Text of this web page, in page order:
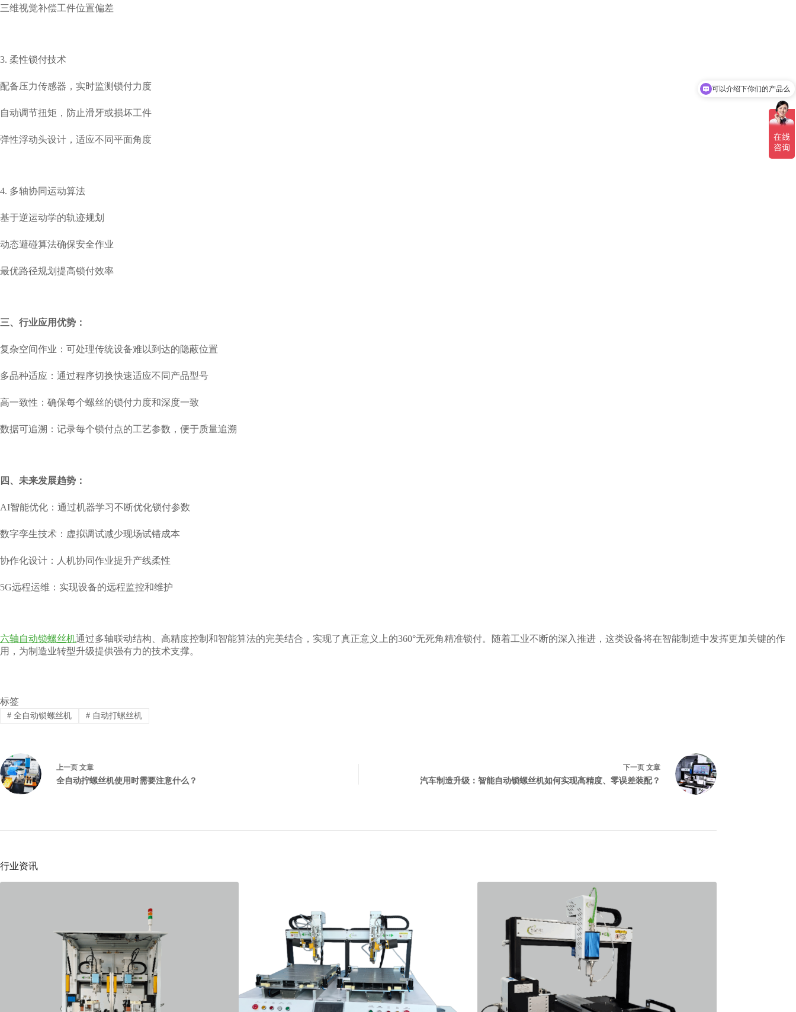
三维视觉补偿工件位置偏差
3. 柔性锁付技术
配备压力传感器，实时监测锁付力度
自动调节扭矩，防止滑牙或损坏工件
弹性浮动头设计，适应不同平面角度
4. 多轴协同运动算法
基于逆运动学的轨迹规划
动态避碰算法确保安全作业
最优路径规划提高锁付效率
三、行业应用优势：
复杂空间作业：可处理传统设备难以到达的隐蔽位置
多品种适应：通过程序切换快速适应不同产品型号
高一致性：确保每个螺丝的锁付力度和深度一致
数据可追溯：记录每个锁付点的工艺参数，便于质量追溯
四、未来发展趋势：
AI智能优化：通过机器学习不断优化锁付参数
数字孪生技术：虚拟调试减少现场试错成本
协作化设计：人机协同作业提升产线柔性
5G远程运维：实现设备的远程监控和维护
六轴自动锁螺丝机通过多轴联动结构、高精度控制和智能算法的完美结合，实现了真正意义上的360°无死角精准锁付。随着工业不断的深入推进，这类设备将在智能制造中发挥更加关键的作
用，为制造业转型升级提供强有力的技术支撑。
标签
#全自动锁螺丝机 #自动打螺丝机
上一页 文章
全自动拧螺丝机使用时需要注意什么？
下一页 文章
汽车制造升级：智能自动锁螺丝机如何实现高精度、零误差装配？
行业资讯
可以介绍下你们的产品么